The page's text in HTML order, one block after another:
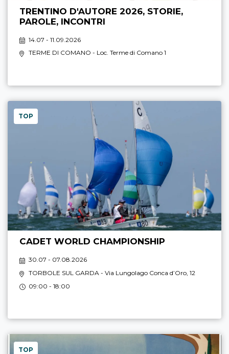
TRENTINO D'AUTORE 2026, STORIE,
PAROLE, INCONTRI
14.07 - 11.09.2026
TERME DI COMANO - Loc. Terme di Comano 1
TOP
CADET WORLD CHAMPIONSHIP
30.07 - 07.08.2026
TORBOLE SUL GARDA - Via Lungolago Conca d’Oro, 12
09:00 - 18:00
TOP